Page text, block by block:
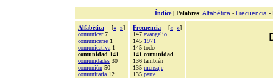
Índice| Palabras: Alfabética - Frecuencia -
Alfabética [« »]
comunicar7
comunicarse 1
comunicativa 1
comunidad 141
comunidades 30
comunión 50
comunitaria 12
Frecuencia [« »]
147 evangelio
145 1971
145 todo
141 comunidad
136 también
135 mensaje
135 parte